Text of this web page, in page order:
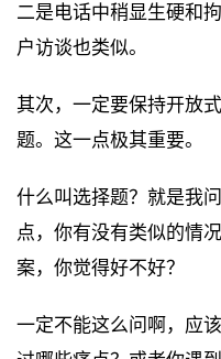
二是电话中稍显生硬和
户访谈也类似。
其次，一定要保持开放
题。这一点极其重要。
什么叫选择题？就是我
点，你有没有类似的情
案，你觉得好不好？
一定不能这么问啊，应